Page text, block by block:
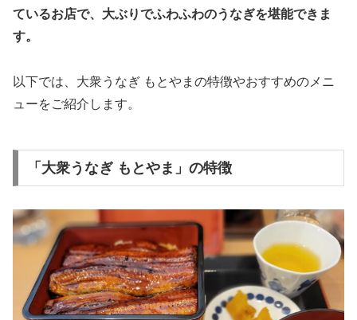
ているお店で、大ぶりでふわふわのうなぎを堪能できま
す。
以下では、大衆うなぎ もとやまの特徴やおすすめのメニ
ューをご紹介します。
「大衆うなぎ もとやま」の特徴